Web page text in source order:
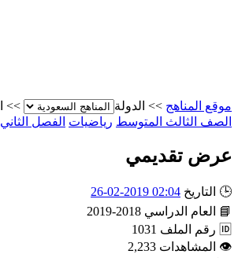
موقع المناهج >> الدولة >>
الصف الثالث المتوسط رياضيات الفصل الثاني
عرض تقديمي
🕒 التاريخ 02:04 2019-02-26
📘
العام الدراسي 2018-2019
🆔 رقم الملف 1031
👁 المشاهدات 2,233